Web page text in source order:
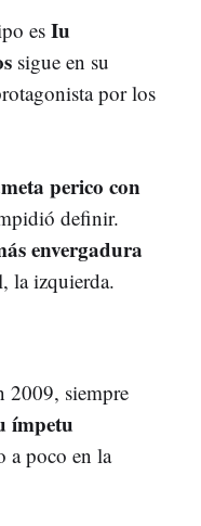
es Iu
sigue en su
por los
perico con
definir.
envergadura
la izquierda.
2009, siempre
ímpetu
a poco en la